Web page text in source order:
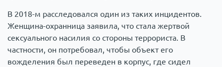
В 2018-м расследовался один из таких инцидентов.
Женщина-охранница заявила, что стала жертвой
сексуального насилия со стороны террориста. В
частности, он потребовал, чтобы объект его
вожделения был переведен в корпус, где сидел